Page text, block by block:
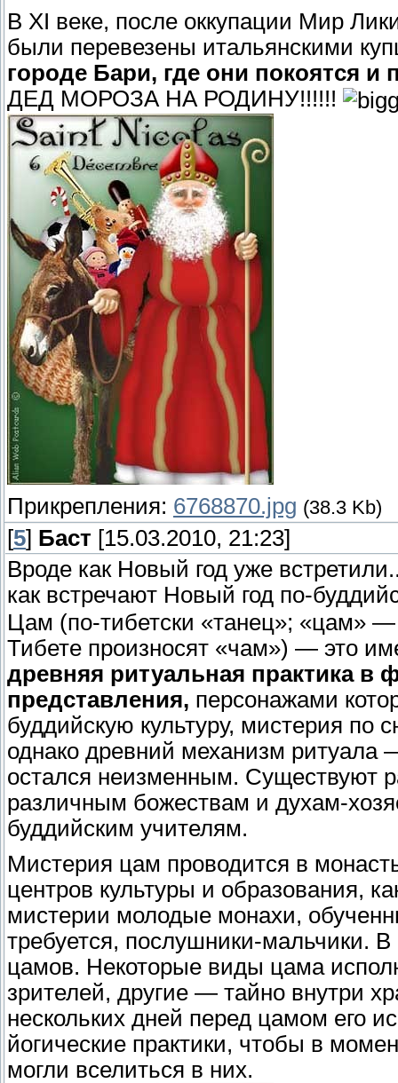
В XI веке, после оккупации Мир
были перевезены итальянскими
городе Бари, где они покоятся и
ДЕД МОРОЗА НА РОДИНУ!!!!!!
Прикрепления: 6768870.jpg (38.3 Kb)
[5] Баст [15.03.2010, 21:23]
Вроде как Новый год уже
как встречают Новый год по-
Цам (по-тибетски «танец»; «цам»
Тибете произносят «чам») — это
древняя ритуальная практика в
представления, персонажами
буддийскую культуру, мистерия по
однако древний механизм
остался неизменным. Существуют
различным божествам и духам-
буддийским учителям.
Мистерия цам проводится в
центров культуры и образования,
мистерии молодые монахи,
требуется, послушники-мальчики.
цамов. Некоторые виды цама
зрителей, другие — тайно внутри
нескольких дней перед цамом его
йогические практики, чтобы в
могли вселиться в них.